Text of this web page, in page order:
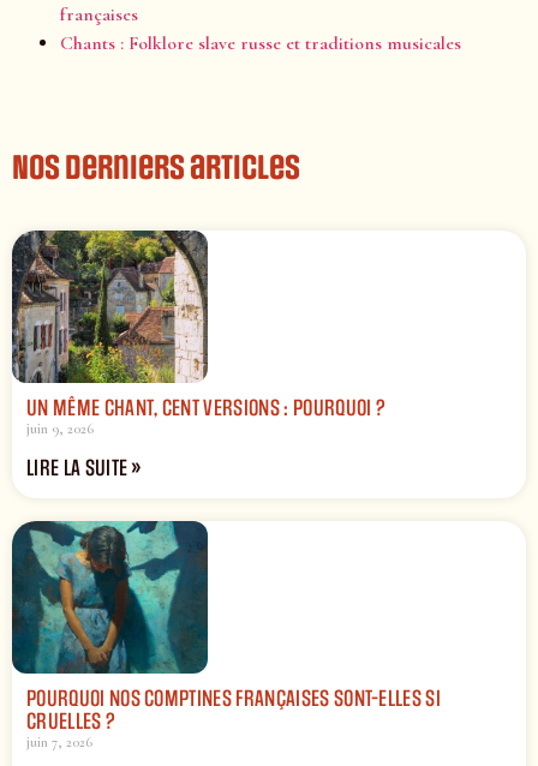
françaises
Chants : Folklore slave russe et traditions musicales
Nos derniers articles
UN MÊME CHANT, CENT VERSIONS : POURQUOI ?
juin 9, 2026
LIRE LA SUITE »
POURQUOI NOS COMPTINES FRANÇAISES SONT-ELLES SI
CRUELLES ?
juin 7, 2026